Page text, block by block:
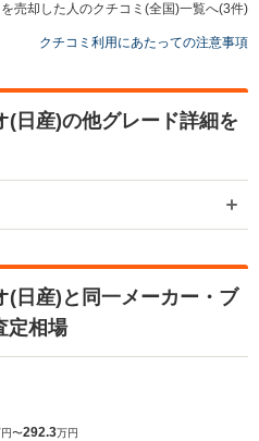
売却した人のクチコミ(全国)一覧へ(3件)
クチコミ利用にあたっての注意事項
(日産)の他グレード詳細を
(日産)と同一メーカー・ブ
定相場
〜292.3万円